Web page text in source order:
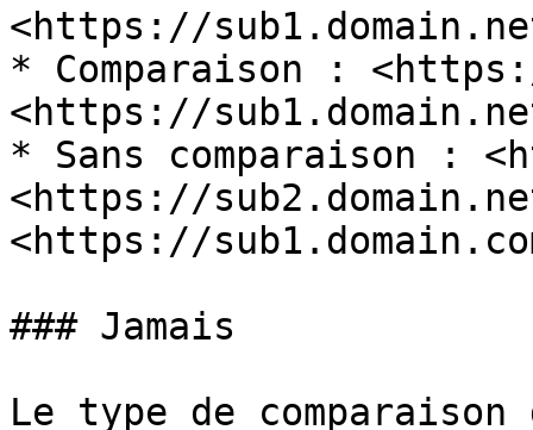
<https://
* Comparaison :
<https://
* Sans comparaison :
<https://
<https://
### Jamais
Le type de